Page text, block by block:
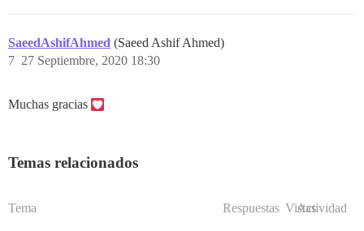
SaeedAshifAhmed (Saeed Ashif Ahmed)
27 Septiembre, 2020 18:30
7
Muchas gracias
Temas relacionados
Tema Respuestas Vistas
Actividad